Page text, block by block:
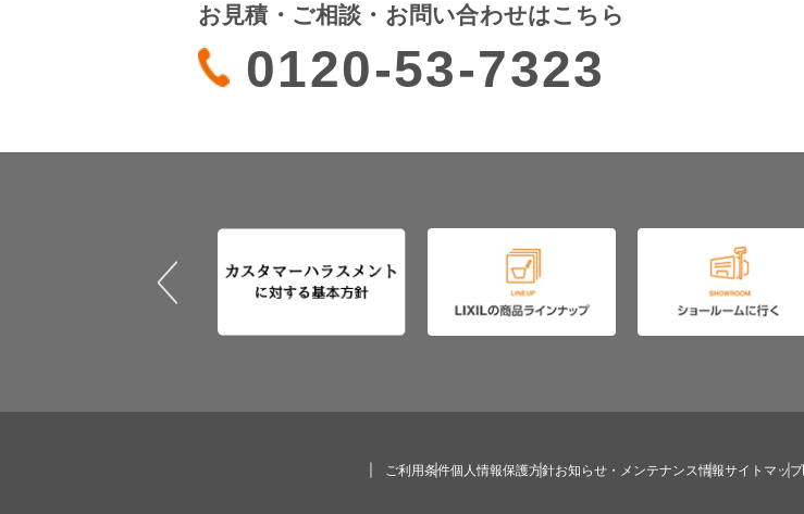
お見積・ご相談・お問い合わせはこちら
0120-53-7323
ご利用条件個人情報保護方針お知らせ・メンテナンス情報サイトマップ